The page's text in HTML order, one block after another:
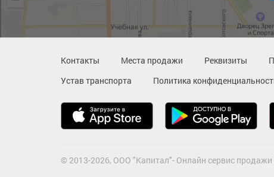
Контакты Места продажи Реквизиты
Устав транспорта
Политика
© 2013-2026, ООО "Капитал"- Онлайн сервис продажи